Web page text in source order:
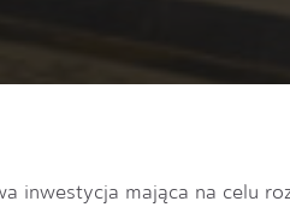
inwestycja mająca na celu